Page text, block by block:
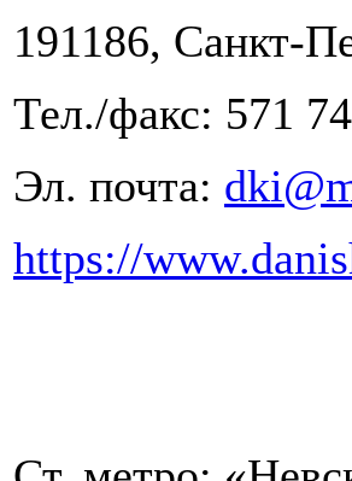
191186, Санкт-
Тел./факс: 571
Эл. почта:
https://